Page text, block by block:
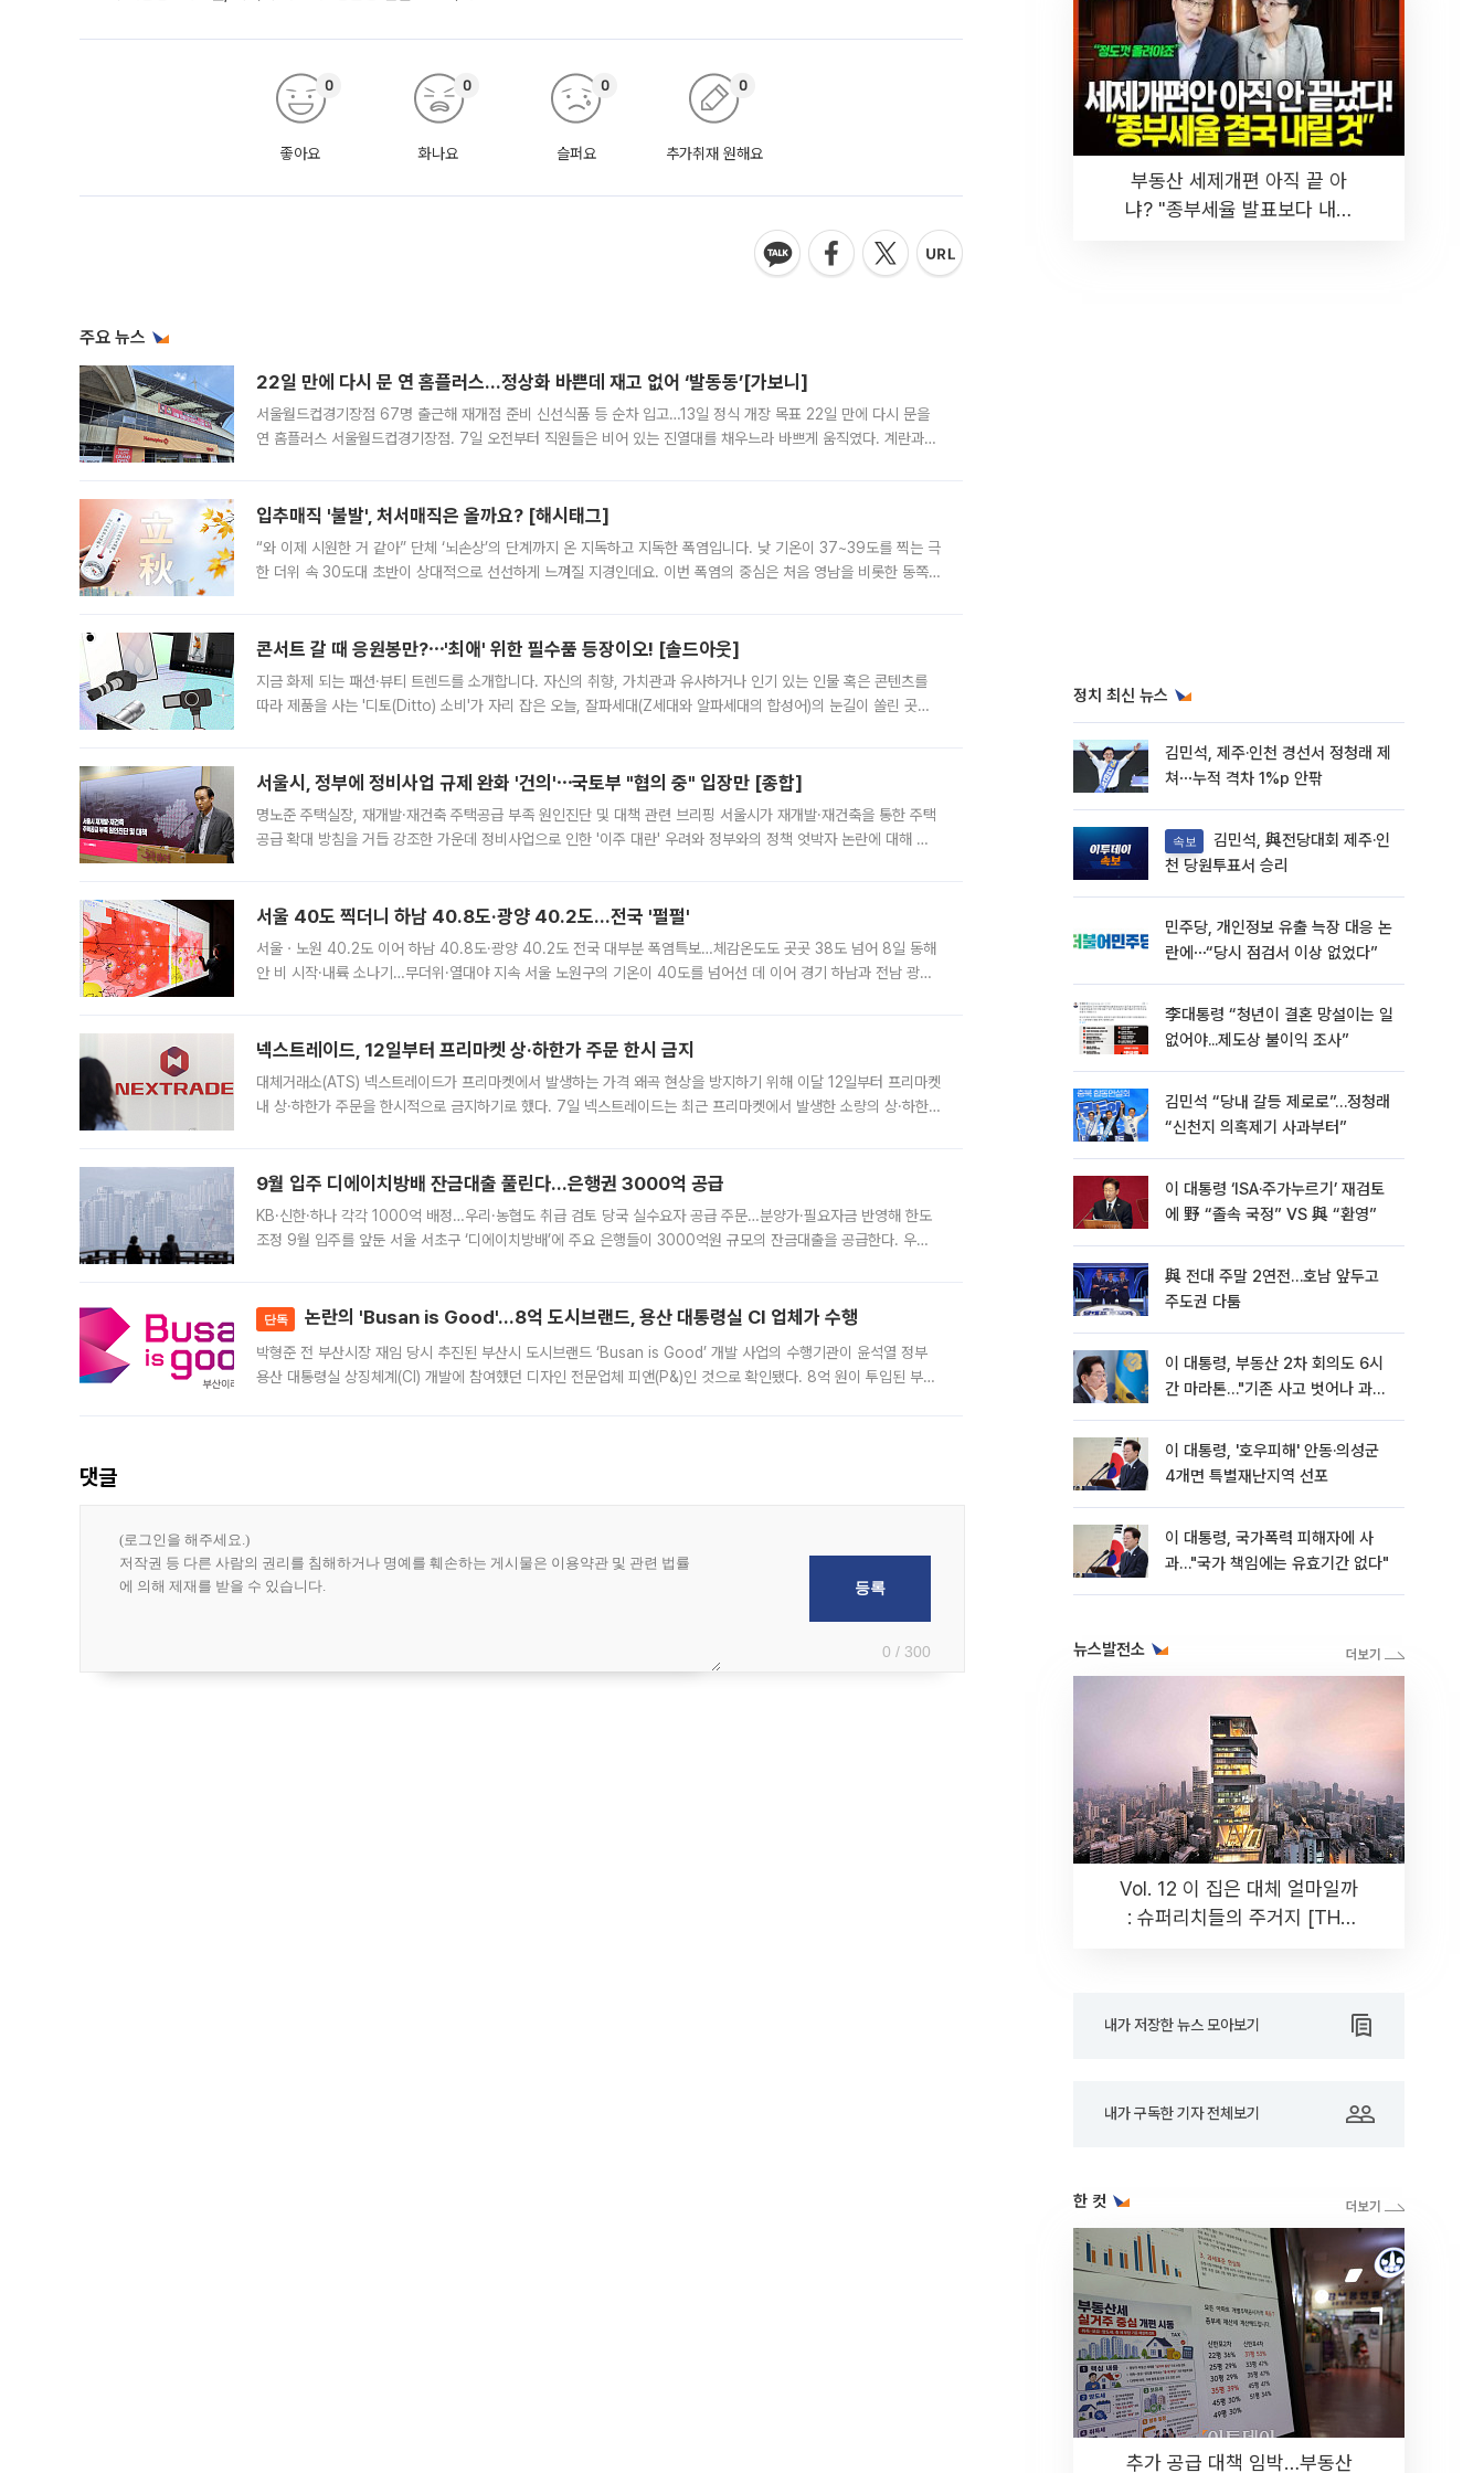
좋아요
0
화나요
0
슬퍼요
0
추가취재 원해요
0
주요 뉴스
22일 만에 다시 문 연 홈플러스…정상화 바쁜데 재고 없어 ‘발동동’[가보니]
서울월드컵경기장점 67명 출근해 재개점 준비 신선식품 등 순차 입고…13일 정식 개장 목표 22일 만에 다시 문을
연 홈플러스 서울월드컵경기장점. 7일 오전부터 직원들은 비어 있는 진열대를 채우느라 바쁘게 움직였다. 계란과
입추매직 '불발', 처서매직은 올까요? [해시태그]
“와 이제 시원한 거 같아” 단체 ‘뇌손상’의 단계까지 온 지독하고 지독한 폭염입니다. 낮 기온이 37~39도를 찍는 극
한 더위 속 30도대 초반이 상대적으로 선선하게 느껴질 지경인데요. 이번 폭염의 중심은 처음 영남을 비롯한 동쪽
콘서트 갈 때 응원봉만?⋯'최애' 위한 필수품 등장이오! [솔드아웃]
지금 화제 되는 패션·뷰티 트렌드를 소개합니다. 자신의 취향, 가치관과 유사하거나 인기 있는 인물 혹은 콘텐츠를
따라 제품을 사는 '디토(Ditto) 소비'가 자리 잡은 오늘, 잘파세대(Z세대와 알파세대의 합성어)의 눈길이 쏠린 곳은
서울시, 정부에 정비사업 규제 완화 '건의'⋯국토부 "협의 중" 입장만 [종합]
명노준 주택실장, 재개발·재건축 주택공급 부족 원인진단 및 대책 관련 브리핑 서울시가 재개발·재건축을 통한 주택
공급 확대 방침을 거듭 강조한 가운데 정비사업으로 인한 '이주 대란' 우려와 정부와의 정책 엇박자 논란에 대해 정
서울 40도 찍더니 하남 40.8도·광양 40.2도…전국 '펄펄'
서울ㆍ노원 40.2도 이어 하남 40.8도·광양 40.2도 전국 대부분 폭염특보…체감온도도 곳곳 38도 넘어 8일 동해
안 비 시작·내륙 소나기…무더위·열대야 지속 서울 노원구의 기온이 40도를 넘어선 데 이어 경기 하남과 전남 광양
넥스트레이드, 12일부터 프리마켓 상·하한가 주문 한시 금지
대체거래소(ATS) 넥스트레이드가 프리마켓에서 발생하는 가격 왜곡 현상을 방지하기 위해 이달 12일부터 프리마켓
내 상·하한가 주문을 한시적으로 금지하기로 했다. 7일 넥스트레이드는 최근 프리마켓에서 발생한 소량의 상·하한
9월 입주 디에이치방배 잔금대출 풀린다…은행권 3000억 공급
KB·신한·하나 각각 1000억 배정…우리·농협도 취급 검토 당국 실수요자 공급 주문…분양가·필요자금 반영해 한도
조정 9월 입주를 앞둔 서울 서초구 ‘디에이치방배’에 주요 은행들이 3000억원 규모의 잔금대출을 공급한다. 우리
단독 논란의 'Busan is Good'…8억 도시브랜드, 용산 대통령실 CI 업체가 수행
박형준 전 부산시장 재임 당시 추진된 부산시 도시브랜드 ‘Busan is Good’ 개발 사업의 수행기관이 윤석열 정부
용산 대통령실 상징체계(CI) 개발에 참여했던 디자인 전문업체 피앤(P&)인 것으로 확인됐다. 8억 원이 투입된 부산
댓글
0 / 300
부동산 세제개편 아직 끝 아
냐? "종부세율 발표보다 내릴
정치 최신 뉴스
김민석, 제주·인천 경선서 정청래 제
쳐⋯누적 격차 1%p 안팎
속보
천 당원투표서 승리
민주당, 개인정보 유출 늑장 대응 논
란에⋯“당시 점검서 이상 없었다”
李대통령 “청년이 결혼 망설이는 일
없어야...제도상 불이익 조사”
김민석 “당내 갈등 제로로”…정청래
“신천지 의혹제기 사과부터”
이 대통령 ‘ISA·주가누르기’ 재검토
에 野 “졸속 국정” VS 與 “환영”
與 전대 주말 2연전…호남 앞두고
주도권 다툼
이 대통령, 부동산 2차 회의도 6시
간 마라톤…"기존 사고 벗어나 과감
이 대통령, '호우피해' 안동·의성군
4개면 특별재난지역 선포
이 대통령, 국가폭력 피해자에 사
과…"국가 책임에는 유효기간 없다"
뉴스발전소
Vol. 12 이 집은 대체 얼마일까
: 슈퍼리치들의 주거지 [THE
내가 저장한 뉴스 모아보기
내가 구독한 기자 전체보기
한 컷
추가 공급 대책 임박…부동산